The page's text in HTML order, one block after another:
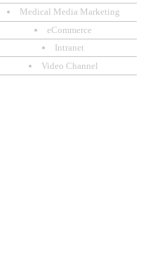
Medical Media Marketing
eCommerce
Intranet
Video Channel